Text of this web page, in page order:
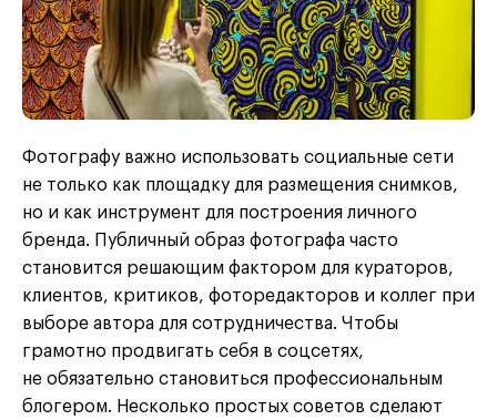
Фотографу важно использовать социальные сети
не только как площадку для размещения снимков,
но и как инструмент для построения личного
бренда. Публичный образ фотографа часто
становится решающим фактором для кураторов,
клиентов, критиков, фоторедакторов и коллег при
выборе автора для сотрудничества. Чтобы
грамотно продвигать себя в соцсетях,
не обязательно становиться профессиональным
блогером. Несколько простых советов сделают